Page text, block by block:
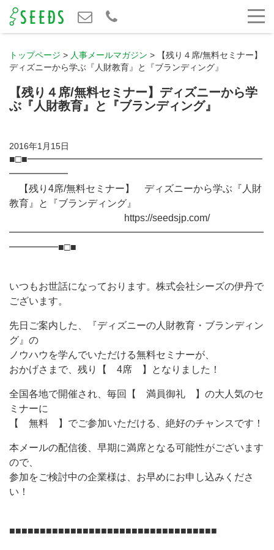
トップページ > 人事メールマガジン >
【残り４席/無料セミナー】
ディズニーから学ぶ『人財教育』と『ブランディング』
【残り４席/無料セミナー】ディズニーから学
ぶ『人財教育』と『ブランディング』
2016年1月15日
■□■━━━━━━━━━━━━━━━━━━━━━━━━
━━━━━━
【残り4席/無料セミナー】 ディズニーから学ぶ『人財
教育』と『ブランディング』
https://seedsjp.com/
━━━━━━━━━━━━━━━━━━━━━━━━━━
━━━━━■□■
いつもお世話になっております。株式会社シーズの伊丹で
ございます。
先日ご案内した、『ディズニーの人財教育・ブランディン
グ』の
ノウハウを学んでいただける無料セミナーが、
おかげさまで、残り【 4席 】となりました！
全国各地で開催され、毎回【 満員御礼 】の大人気のセ
ミナーに
【 無料 】でご参加いただける、絶好のチャンスです！
本メールの配信後、早期に満席となる可能性がございます
ので、
参加をご検討中の企業様は、お早めにお申し込みくださ
い！
■■■■■■■■■■■■■■■■■■■■■■■■■■■■■■■■■■